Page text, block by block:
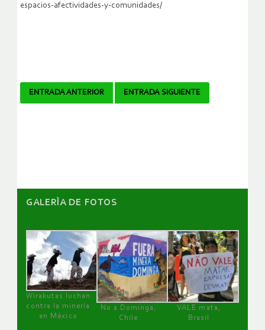
espacios-afectividades-y-comunidades/
Navegador
ENTRADA ANTERIOR ENTRADA SIGUIENTE
GALERÌA DE FOTOS
Wirakutas luchan
contra la minería
en México
No a Dominga,
Chile
VALE mata,
Brasil